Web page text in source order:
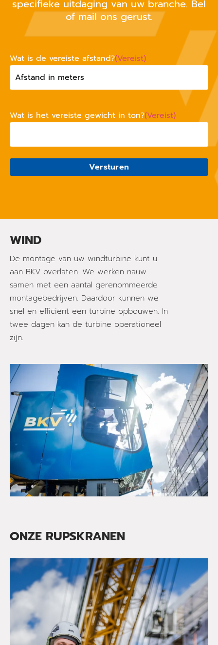
specifieke uitdaging van uw branche. Bel
of mail ons gerust.
Wat is de vereiste afstand?(Vereist)
Wat is het vereiste gewicht in ton?(Vereist)
WIND
De montage van uw windturbine kunt u
aan BKV overlaten. We werken nauw
samen met een aantal gerenommeerde
montagebedrijven. Daardoor kunnen we
snel en efficiënt een turbine opbouwen. In
twee dagen kan de turbine operationeel
zijn.
ONZE RUPSKRANEN